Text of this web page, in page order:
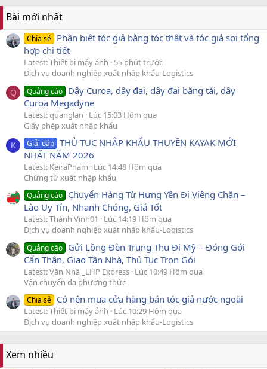
Bài mới nhất
Chia sẻ Phân biệt tóc giả bằng tóc thật và tóc giả sợi tổng
hợp chi tiết
Latest: Thiết bị máy ảnh
55 phút trước
Dịch vụ doanh nghiệp xuất nhập khẩu-Logistics
Q Quảng cáo Dây Curoa, dây đai, dây đai băng tải, dây
Curoa Megadyne
Latest: quanglan
Lúc 15:03 Hôm qua
Giấy phép xuất nhập khẩu
K Giải đáp THỦ TỤC NHẬP KHẨU THUYỀN KAYAK MỚI
NHẤT NĂM 2026
Latest: KeiraPham
Lúc 14:48 Hôm qua
Chứng từ xuất nhập khẩu
Quảng cáo Chuyển Hàng Từ Hưng Yên Đi Viêng Chăn –
Lào Uy Tín, Nhanh Chóng, Giá Tốt
Latest: Thành Vinh01
Lúc 14:19 Hôm qua
Dịch vụ doanh nghiệp xuất nhập khẩu-Logistics
Quảng cáo Gửi Lồng Đèn Trung Thu Đi Mỹ – Đóng Gói
Cẩn Thận, Giao Tận Nhà, Thủ Tục Trọn Gói
Latest: Văn Nhã _LHP Express Lúc 10:49 Hôm qua
Vận chuyển đa phương thức
Chia sẻ Có nên mua cửa hàng bán tóc giả nước ngoài
Latest: Thiết bị máy ảnh
Lúc 10:29 Hôm qua
Dịch vụ doanh nghiệp xuất nhập khẩu-Logistics
Xem nhiều